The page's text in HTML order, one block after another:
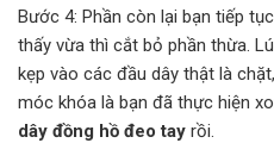
Bước 4: Phần còn lại bạn tiếp
thấy vừa thì cắt bỏ phần thừa.
kẹp vào các đầu dây thật là
móc khóa là bạn đã thực hiện
dây đồng hồ đeo tay rồi.